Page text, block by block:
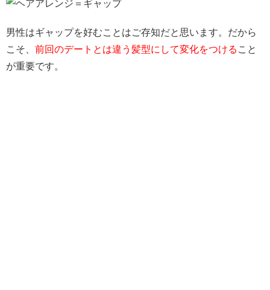
男性はギャップを好むことはご存知だと思います。だから
こそ、 前回のデートとは違う髪型にして変化をつける こと
が重要です。